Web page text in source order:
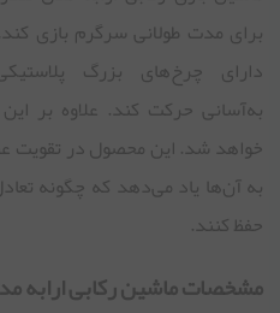
برای مدت طولانی سرگرم بازی
دارای چرخ‌های بزرگ
به‌آسانی حرکت کند. علاوه بر
خواهد شد. این محصول در تقویت
به آن‌ها یاد می‌دهد که چگونه
حفظ کنند.
مشخصات ماشین رکابی ارابه